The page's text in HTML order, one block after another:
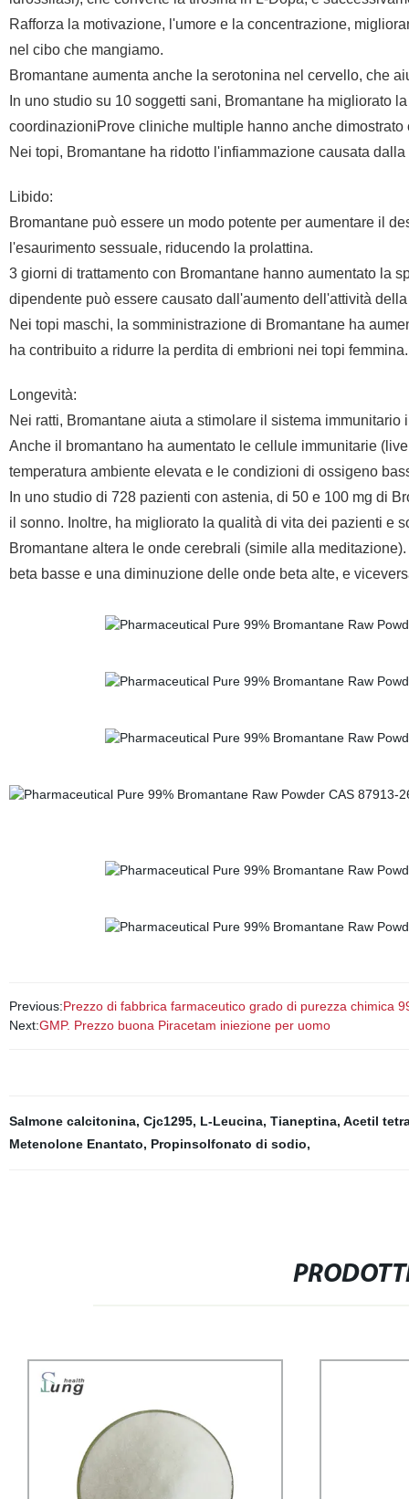
Rafforza la motivazione, l'umore e la concentrazione,
nel cibo che mangiamo.
Bromantane aumenta anche la serotonina nel cervello, che
In uno studio su 10 soggetti sani, Bromantane ha migliorato
coordinazioniProve cliniche multiple hanno anche
Nei topi, Bromantane ha ridotto l'infiammazione causata
Libido:
Bromantane può essere un modo potente per aumentare il
l'esaurimento sessuale, riducendo la prolattina.
3 giorni di trattamento con Bromantane hanno aumentato la
dipendente può essere causato dall'aumento dell'attività
Nei topi maschi, la somministrazione di Bromantane ha
ha contribuito a ridurre la perdita di embrioni nei topi femmina.
Longevità:
Nei ratti, Bromantane aiuta a stimolare il sistema
Anche il bromantano ha aumentato le cellule immunitarie
temperatura ambiente elevata e le condizioni di ossigeno
In uno studio di 728 pazienti con astenia, di 50 e 100 mg di
il sonno. Inoltre, ha migliorato la qualità di vita dei pazienti e
Bromantane altera le onde cerebrali (simile alla
beta basse e una diminuzione delle onde beta alte, e
Previous:Prezzo di fabbrica farmaceutico grado di purezza chimica
Next:GMP. Prezzo buona Piracetam iniezione per uomo
Salmone calcitonina, Cjc1295, L-Leucina, Tianeptina, Acetil
Metenolone Enantato, Propinsolfonato di sodio,